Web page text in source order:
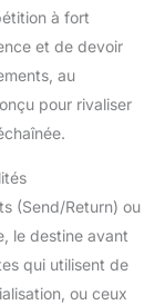
à fort
et de devoir
au
pour rivaliser
(Send/Return) ou
le destine avant
qui utilisent de
ou ceux